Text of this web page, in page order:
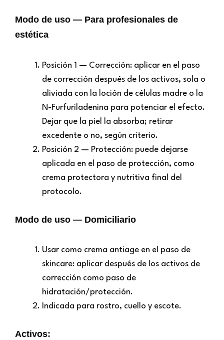
Modo de uso — Para profesionales de
estética
Posición 1 — Corrección: aplicar en el paso
de corrección después de los activos, sola o
aliviada con la loción de células madre o la
N-Furfuriladenina para potenciar el efecto.
Dejar que la piel la absorba; retirar
excedente o no, según criterio.
Posición 2 — Protección: puede dejarse
aplicada en el paso de protección, como
crema protectora y nutritiva final del
protocolo.
Modo de uso — Domiciliario
Usar como crema antiage en el paso de
skincare: aplicar después de los activos de
corrección como paso de
hidratación/protección.
Indicada para rostro, cuello y escote.
Activos: